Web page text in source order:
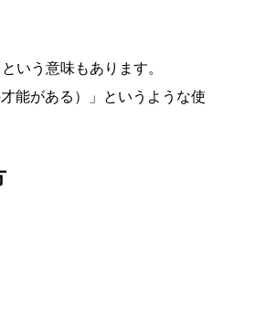
いう意味もあります。
能がある）」というような使